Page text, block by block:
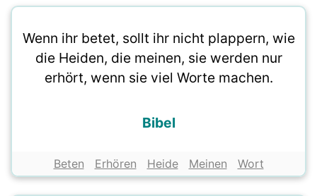
Wenn ihr betet, sollt ihr nicht plappern, wie
die Heiden, die meinen, sie werden nur
erhört, wenn sie viel Worte machen.
Bibel
Beten Erhören Heide Meinen Wort